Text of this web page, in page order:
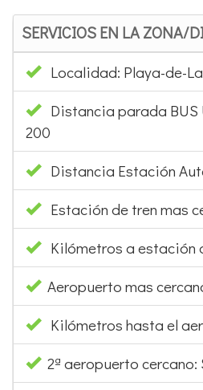
SERVICIOS EN LA ZONA/
Localidad: Playa-de-
Distancia parada BUS
200
Distancia Estación
Estación de tren mas
Kilómetros a estación
Aeropuerto mas
Kilómetros hasta el
2ª aeropuerto cercano: